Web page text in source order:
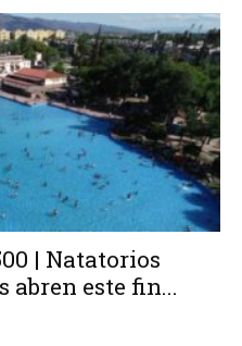
| Natatorios
abren este fin...